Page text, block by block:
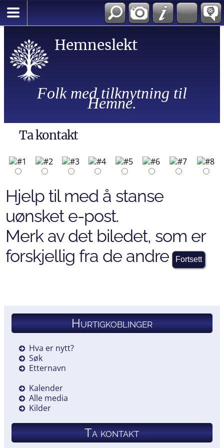
Hemneslekt
Folk med tilknytning til
Hemne.
Ta kontakt
Hjelp til med å stanse
uønsket e-post.
Merk av det biledet, som er
forskjellig fra de andre
Hurtigkoblinger
Hva er nytt?
Søk
Etternavn
Kalender
Alle media
Kilder
Ta kontakt